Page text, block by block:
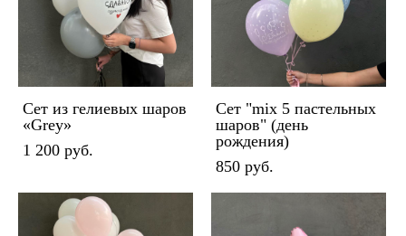
Сет из гелиевых шаров
«Grey»
1 200 pуб.
Сет "mix 5 пастельных
шаров" (день
рождения)
850 pуб.